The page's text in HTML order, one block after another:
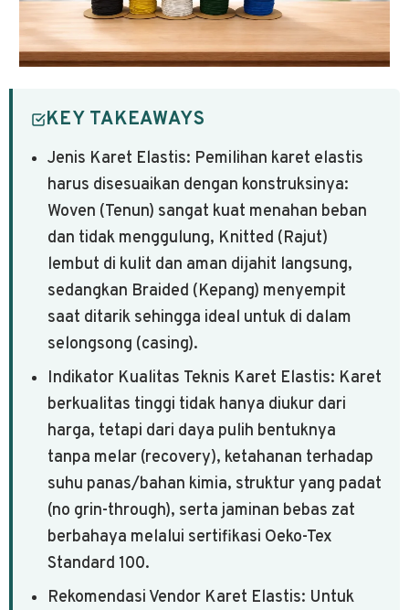
KEY TAKEAWAYS
Jenis Karet Elastis: Pemilihan karet elastis
harus disesuaikan dengan konstruksinya:
Woven (Tenun) sangat kuat menahan beban
dan tidak menggulung, Knitted (Rajut)
lembut di kulit dan aman dijahit langsung,
sedangkan Braided (Kepang) menyempit
saat ditarik sehingga ideal untuk di dalam
selongsong (casing).
Indikator Kualitas Teknis Karet Elastis: Karet
berkualitas tinggi tidak hanya diukur dari
harga, tetapi dari daya pulih bentuknya
tanpa melar (recovery), ketahanan terhadap
suhu panas/bahan kimia, struktur yang padat
(no grin-through), serta jaminan bebas zat
berbahaya melalui sertifikasi Oeko-Tex
Standard 100.
Rekomendasi Vendor Karet Elastis: Untuk